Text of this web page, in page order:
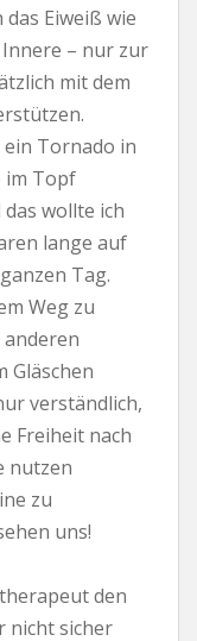
Eiweiß wie
– nur zur
mit dem
Tornado in
im Topf
wollte ich
lange auf
Tag.
Weg zu
Gläschen
verständlich,
Freiheit nach
nutzen
zu
uns!
den
nicht sicher